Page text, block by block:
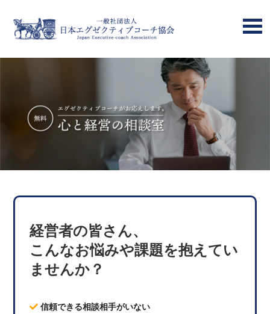
経営者の皆さん、
こんなお悩みや課題を抱えてい
ませんか？
信頼できる相談相手がいない